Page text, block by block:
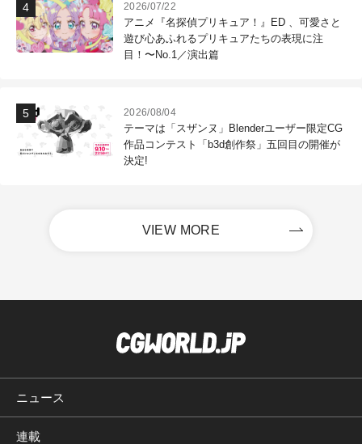
2026/07/22
アニメ『名探偵プリキュア！』ED 、可愛さと
遊び心あふれるプリキュアたちの表現に注
目！〜No.1／演出篇
2026/08/04
テーマは「スザンヌ」Blenderユーザー限定CG
作品コンテスト「b3d創作祭」五回目の開催が
決定!
VIEW MORE
ニュース
連載